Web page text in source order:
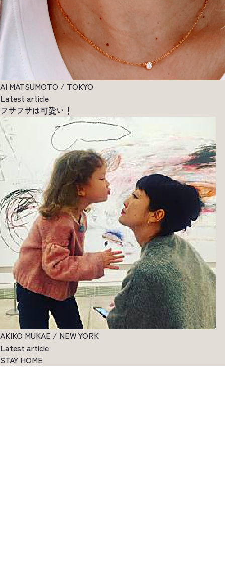
AI MATSUMOTO / TOKYO
Latest article
フサフサは可愛い！
AKIKO MUKAE / NEW YORK
Latest article
STAY HOME